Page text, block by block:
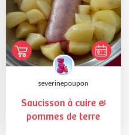
severinepoupon
Saucisson à cuire &
pommes de terre